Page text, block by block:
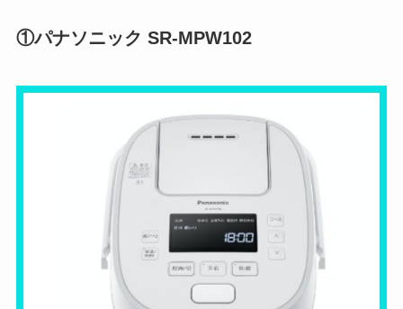
①パナソニック SR-MPW102